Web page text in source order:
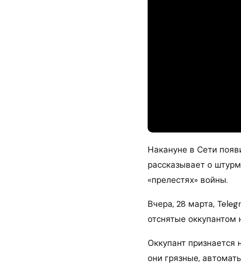
Накануне в Сети
рассказывает о
«прелестях» войны.
Вчера, 28 марта,
отснятые оккупантом
Оккупант
они грязные,